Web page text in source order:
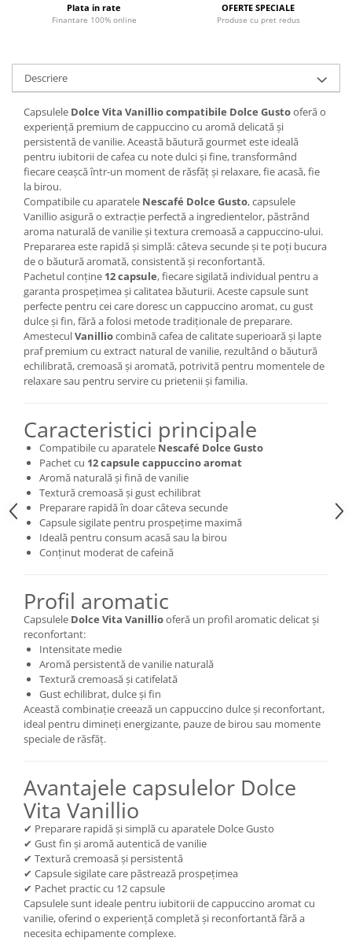
Plata in rate
Finantare 100% online
OFERTE SPECIALE
Produse cu pret redus
Descriere
Capsulele Dolce Vita Vanillio compatibile Dolce Gustooferă o
experiență premium de cappuccino cu aromă delicată și
persistentă de vanilie. Această băutură gourmet este ideală
pentru iubitorii de cafea cu note dulci și fine, transformând
fiecare ceașcă într-un moment de răsfăț și relaxare, fie acasă, fie
la birou.
Compatibile cu aparatele Nescafé Dolce Gusto, capsulele
Vanillio asigură o extracție perfectă a ingredientelor, păstrând
aroma naturală de vanilie și textura cremoasă a cappuccino-ului.
Prepararea este rapidă și simplă: câteva secunde și te poți bucura
de o băutură aromată, consistentă și reconfortantă.
Pachetul conține 12 capsule, fiecare sigilată individual pentru a
garanta prospețimea și calitatea băuturii. Aceste capsule sunt
perfecte pentru cei care doresc un cappuccino aromat, cu gust
dulce și fin, fără a folosi metode tradiționale de preparare.
AmesteculVanilliocombină cafea de calitate superioară și lapte
praf premium cu extract natural de vanilie, rezultând o băutură
echilibrată, cremoasă și aromată, potrivită pentru momentele de
relaxare sau pentru servire cu prietenii și familia.
Caracteristici principale
Compatibile cu aparatele Nescafé Dolce Gusto
Pachet cu 12 capsule cappuccino aromat
Aromă naturală și fină de vanilie
Textură cremoasă și gust echilibrat
Preparare rapidă în doar câteva secunde
Capsule sigilate pentru prospețime maximă
Ideală pentru consum acasă sau la birou
Conținut moderat de cafeină
Profil aromatic
Capsulele Dolce Vita Vanilliooferă un profil aromatic delicat și
reconfortant:
Intensitate medie
Aromă persistentă de vanilie naturală
Textură cremoasă și catifelată
Gust echilibrat, dulce și fin
Această combinație creează un cappuccino dulce și reconfortant,
ideal pentru dimineți energizante, pauze de birou sau momente
speciale de răsfăț.
Avantajele capsulelor Dolce
Vita Vanillio
✔ Preparare rapidă și simplă cu aparatele Dolce Gusto
✔ Gust fin și aromă autentică de vanilie
✔ Textură cremoasă și persistentă
✔ Capsule sigilate care păstrează prospețimea
✔ Pachet practic cu 12 capsule
Capsulele sunt ideale pentru iubitorii de cappuccino aromat cu
vanilie, oferind o experiență completă și reconfortantă fără a
necesita echipamente complexe.